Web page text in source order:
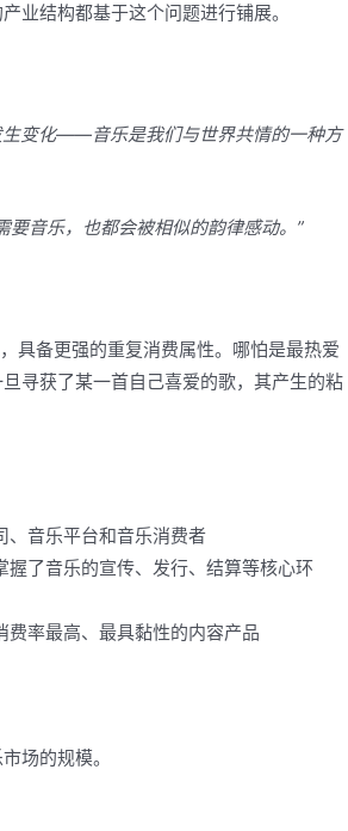
业结构都基于这个问题进行铺展。
变化——音乐是我们与世界共情的一种方
要音乐，也都会被相似的韵律感动。”
具备更强的重复消费属性。哪怕是最热爱
寻获了某一首自己喜爱的歌，其产生的粘
、音乐平台和音乐消费者
了音乐的宣传、发行、结算等核心环
率最高、最具黏性的内容产品
场的规模。